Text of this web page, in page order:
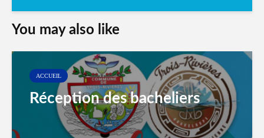
You may also like
ACCUEIL
Réception des bacheliers